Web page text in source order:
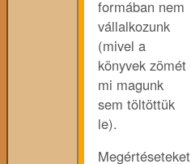
formában nem
vállalkozunk
(mivel a
könyvek zömét
mi magunk
sem töltöttük
le).
Megértéseteket